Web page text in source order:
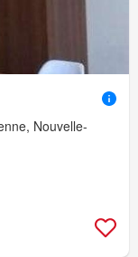
Nouvelle-